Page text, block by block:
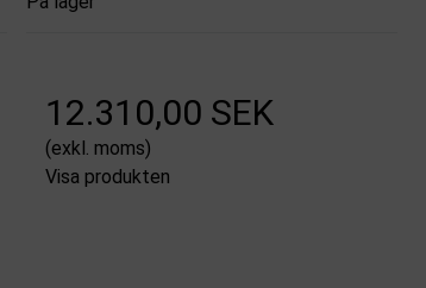
12.310,00 SEK
(exkl. moms)
Visa produkten